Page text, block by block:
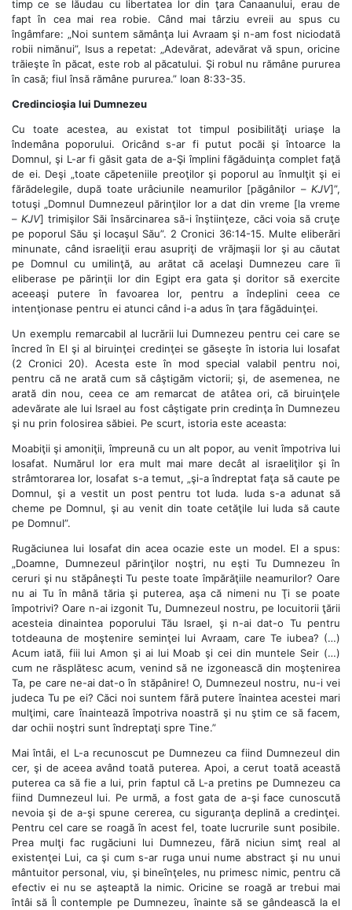
timp ce se lăudau cu libertatea lor din ţara Canaanului, erau de
fapt în cea mai rea robie. Când mai târziu evreii au spus cu
îngâmfare: „Noi suntem sămânţa lui Avraam şi n-am fost niciodată
robii nimănui”, Isus a repetat: „Adevărat, adevărat vă spun, oricine
trăieşte în păcat, este rob al păcatului. Şi robul nu rămâne pururea
în casă; fiul însă rămâne pururea.” Ioan 8:33-35.
Credincioşia lui Dumnezeu
Cu toate acestea, au existat tot timpul posibilităţi uriaşe la
îndemâna poporului. Oricând s-ar fi putut pocăi şi întoarce la
Domnul, şi L-ar fi găsit gata de a-Şi împlini făgăduinţa complet faţă
de ei. Deşi „toate căpeteniile preoţilor şi poporul au înmulţit şi ei
fărădelegile, după toate urâciunile neamurilor [păgânilor – KJV]”,
totuşi „Domnul Dumnezeul părinţilor lor a dat din vreme [la vreme
– KJV] trimişilor Săi însărcinarea să-i înştiinţeze, căci voia să cruţe
pe poporul Său şi locaşul Său”. 2 Cronici 36:14-15. Multe eliberări
minunate, când israeliţii erau asupriţi de vrăjmaşii lor şi au căutat
pe Domnul cu umilinţă, au arătat că acelaşi Dumnezeu care îi
eliberase pe părinţii lor din Egipt era gata şi doritor să exercite
aceeaşi putere în favoarea lor, pentru a îndeplini ceea ce
intenţionase pentru ei atunci când i-a adus în ţara făgăduinţei.
Un exemplu remarcabil al lucrării lui Dumnezeu pentru cei care se
încred în El şi al biruinţei credinţei se găseşte în istoria lui Iosafat
(2 Cronici 20). Acesta este în mod special valabil pentru noi,
pentru că ne arată cum să câştigăm victorii; şi, de asemenea, ne
arată din nou, ceea ce am remarcat de atâtea ori, că biruinţele
adevărate ale lui Israel au fost câştigate prin credinţa în Dumnezeu
şi nu prin folosirea săbiei. Pe scurt, istoria este aceasta:
Moabiţii şi amoniţii, împreună cu un alt popor, au venit împotriva lui
Iosafat. Numărul lor era mult mai mare decât al israeliţilor şi în
strâmtorarea lor, Iosafat s-a temut, „şi-a îndreptat faţa să caute pe
Domnul, şi a vestit un post pentru tot Iuda. Iuda s-a adunat să
cheme pe Domnul, şi au venit din toate cetăţile lui Iuda să caute
pe Domnul”.
Rugăciunea lui Iosafat din acea ocazie este un model. El a spus:
„Doamne, Dumnezeul părinţilor noştri, nu eşti Tu Dumnezeu în
ceruri şi nu stăpâneşti Tu peste toate împărăţiile neamurilor? Oare
nu ai Tu în mână tăria şi puterea, aşa că nimeni nu Ţi se poate
împotrivi? Oare n-ai izgonit Tu, Dumnezeul nostru, pe locuitorii ţării
acesteia dinaintea poporului Tău Israel, şi n-ai dat-o Tu pentru
totdeauna de moştenire seminţei lui Avraam, care Te iubea? (…)
Acum iată, fiii lui Amon şi ai lui Moab şi cei din muntele Seir (…)
cum ne răsplătesc acum, venind să ne izgonească din moştenirea
Ta, pe care ne-ai dat-o în stăpânire! O, Dumnezeul nostru, nu-i vei
judeca Tu pe ei? Căci noi suntem fără putere înaintea acestei mari
mulţimi, care înaintează împotriva noastră şi nu ştim ce să facem,
dar ochii noştri sunt îndreptaţi spre Tine.”
Mai întâi, el L-a recunoscut pe Dumnezeu ca fiind Dumnezeul din
cer, şi de aceea având toată puterea. Apoi, a cerut toată această
puterea ca să fie a lui, prin faptul că L-a pretins pe Dumnezeu ca
fiind Dumnezeul lui. Pe urmă, a fost gata de a-şi face cunoscută
nevoia şi de a-şi spune cererea, cu siguranţa deplină a credinţei.
Pentru cel care se roagă în acest fel, toate lucrurile sunt posibile.
Prea mulţi fac rugăciuni lui Dumnezeu, fără niciun simţ real al
existenţei Lui, ca şi cum s-ar ruga unui nume abstract şi nu unui
mântuitor personal, viu, şi bineînţeles, nu primesc nimic, pentru că
efectiv ei nu se aşteaptă la nimic. Oricine se roagă ar trebui mai
întâi să Îl contemple pe Dumnezeu, înainte să se gândească la el